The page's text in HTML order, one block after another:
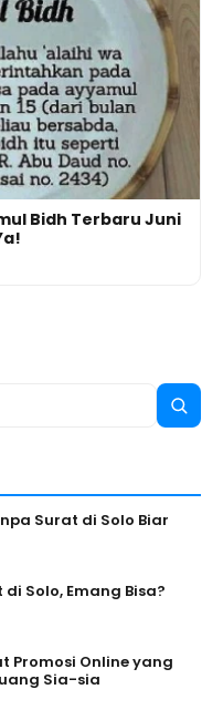
Bidh Terbaru Juni
Search
Surat di Solo Biar
Solo, Emang Bisa?
Promosi Online yang
Sia-sia